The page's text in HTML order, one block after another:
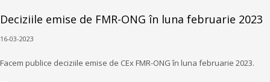
Deciziile emise de FMR-ONG în luna februarie 2023
16-03-2023
Facem publice deciziile emise de CEx FMR-ONG în luna februarie 2023.